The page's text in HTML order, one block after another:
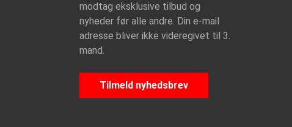
modtag eksklusive tilbud og
nyheder før alle andre. Din e-mail
adresse bliver ikke videregivet til 3.
mand.
Tilmeld nyhedsbrev